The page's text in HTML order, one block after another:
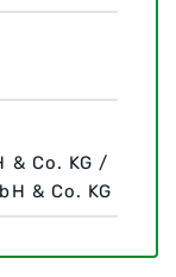
& Co. KG /
& Co. KG